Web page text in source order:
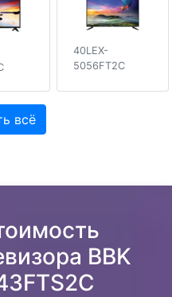
40LEX-
5056FT2C
всё
BBK